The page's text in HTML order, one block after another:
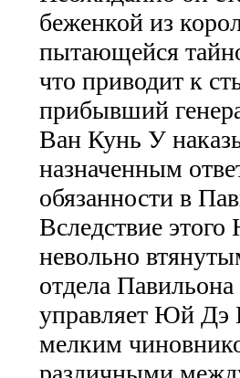
беженкой из
пытающейся
что приводит к
прибывший
Ван Кунь У
назначенным
обязанности в
Вследствие
невольно
отдела
управляет Юй Дэ
мелким